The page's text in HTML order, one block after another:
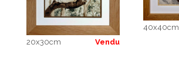
20x30cm Vendu
40x40cm